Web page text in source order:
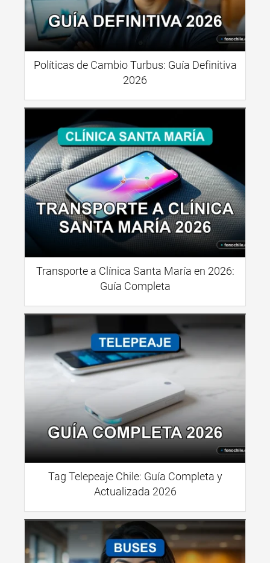
Políticas de Cambio Turbus: Guía Definitiva
2026
Transporte a Clínica Santa María en 2026:
Guía Completa
Tag Telepeaje Chile: Guía Completa y
Actualizada 2026